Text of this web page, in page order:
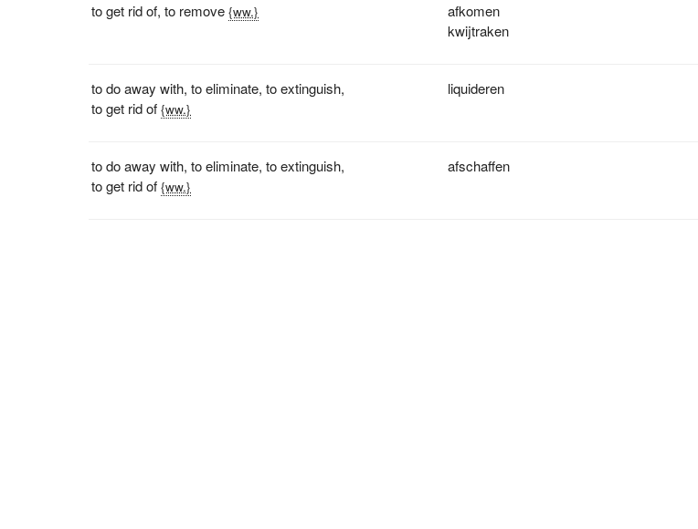
to get rid of,to remove {ww.}
afkomen
kwijtraken
to do away with,to eliminate,to extinguish,
to get rid of {ww.}
liquideren
to do away with,to eliminate,to extinguish,
to get rid of {ww.}
afschaffen